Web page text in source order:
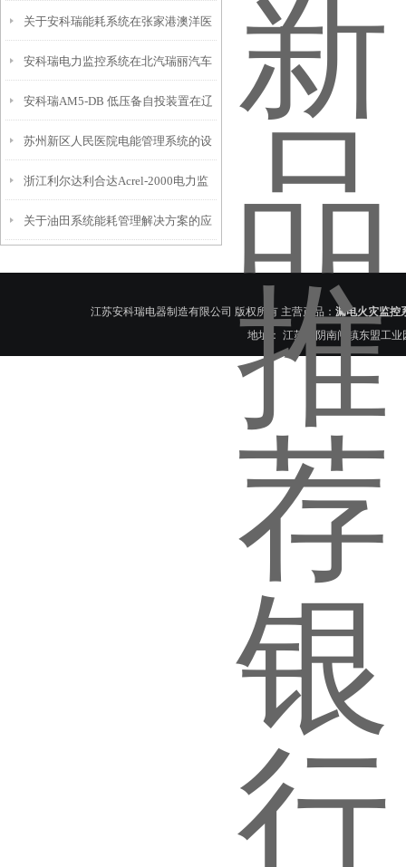
系统的设计与应用
关于安科瑞能耗系统在张家港澳洋医
院楼层的设计和应用
安科瑞电力监控系统在北汽瑞丽汽车
项目上的应用
安科瑞AM5-DB 低压备自投装置在辽
宁移动数据中心的可靠性应用实践
苏州新区人民医院电能管理系统的设
计与应用
浙江利尔达利合达Acrel-2000电力监
控系统的应用案例
关于油田系统能耗管理解决方案的应
江苏安科瑞电器制造有限公司 版权所有 主营产品： 漏电火灾监控
地址： 江苏江阴南闸镇东盟工业